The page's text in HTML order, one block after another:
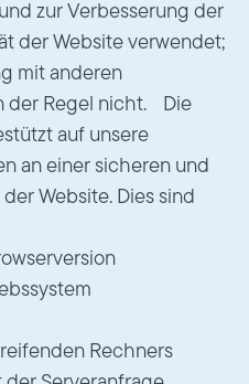
zur Verbesserung der
der Website verwendet;
mit anderen
der Regel nicht. Die
auf unsere
an einer sicheren und
Website. Dies sind
Rechners